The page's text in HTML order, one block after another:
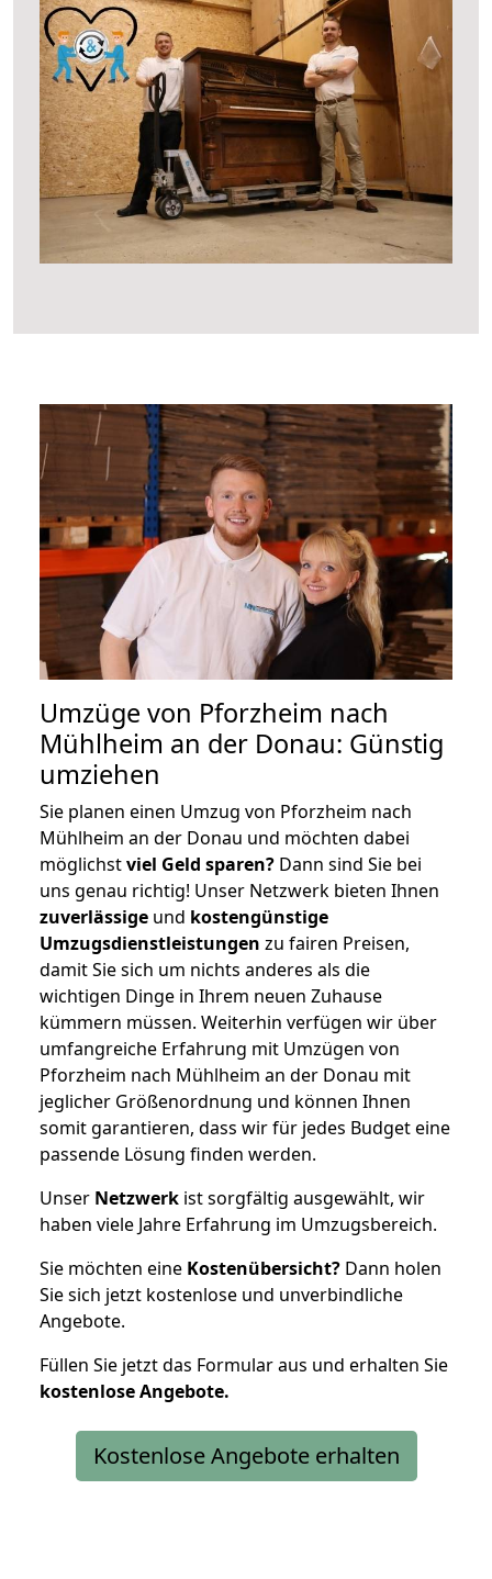
Umzüge von Pforzheim nach
Mühlheim an der Donau: Günstig
umziehen
Sie planen einen Umzug von Pforzheim nach
Mühlheim an der Donau und möchten dabei
möglichstviel Geld sparen? Dann sind Sie bei
uns genau richtig! Unser Netzwerk bieten Ihnen
zuverlässige und kostengünstige
Umzugsdienstleistungen zu fairen Preisen,
damit Sie sich um nichts anderes als die
wichtigen Dinge in Ihrem neuen Zuhause
kümmern müssen. Weiterhin verfügen wir über
umfangreiche Erfahrung mit Umzügen von
Pforzheim nach Mühlheim an der Donau mit
jeglicher Größenordnung und können Ihnen
somit garantieren, dass wir für jedes Budget eine
passende Lösung finden werden.
Unser Netzwerk ist sorgfältig ausgewählt, wir
haben viele Jahre Erfahrung im Umzugsbereich.
Sie möchten eine Kostenübersicht? Dann holen
Sie sich jetzt kostenlose und unverbindliche
Angebote.
Füllen Sie jetzt das Formular aus und erhalten Sie
kostenloseAngebote.
Kostenlose Angebote erhalten